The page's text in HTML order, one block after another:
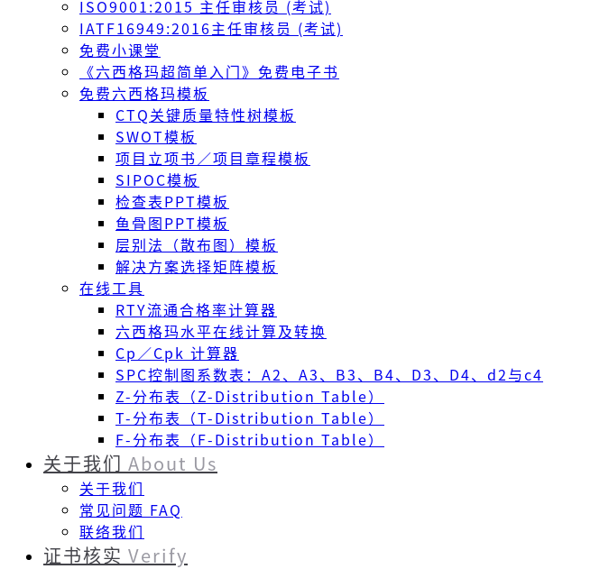
ISO9001:2015 主任审核员 (考试)
IATF16949:2016主任审核员 (考试)
免费小课堂
《六西格玛超简单入门》免费电子书
免费六西格玛模板
CTQ关键质量特性树模板
SWOT模板
项目立项书／项目章程模板
SIPOC模板
检查表PPT模板
鱼骨图PPT模板
层别法（散布图）模板
解决方案选择矩阵模板
在线工具
RTY流通合格率计算器
六西格玛水平在线计算及转换
Cp／Cpk 计算器
SPC控制图系数表：A2、A3、B3、B4、D3、D4、d2与c4
Z-分布表（Z-Distribution Table）
T-分布表（T-Distribution Table）
F-分布表（F-Distribution Table）
关于我们 About Us
关于我们
常见问题 FAQ
联络我们
证书核实 Verify